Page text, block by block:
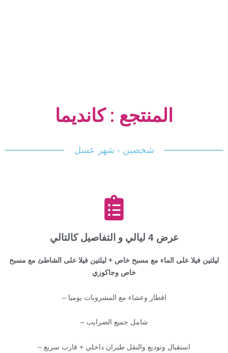
المنتجع : كانديما
شخصين - شهر عسل
عرض 4 ليالي و التفاصيل كالتالي
ليلتين فيلا على الماء مع مسبح خاص + ليلتين فيلا على الشاطئ مع مسبح
خاص وجاكوزي
افطار وعشاء مع المشروبات يوميا –
شامل جميع الضرايب –
استقبال وتوديع والنقل طيران داخلي + قارب سريع –